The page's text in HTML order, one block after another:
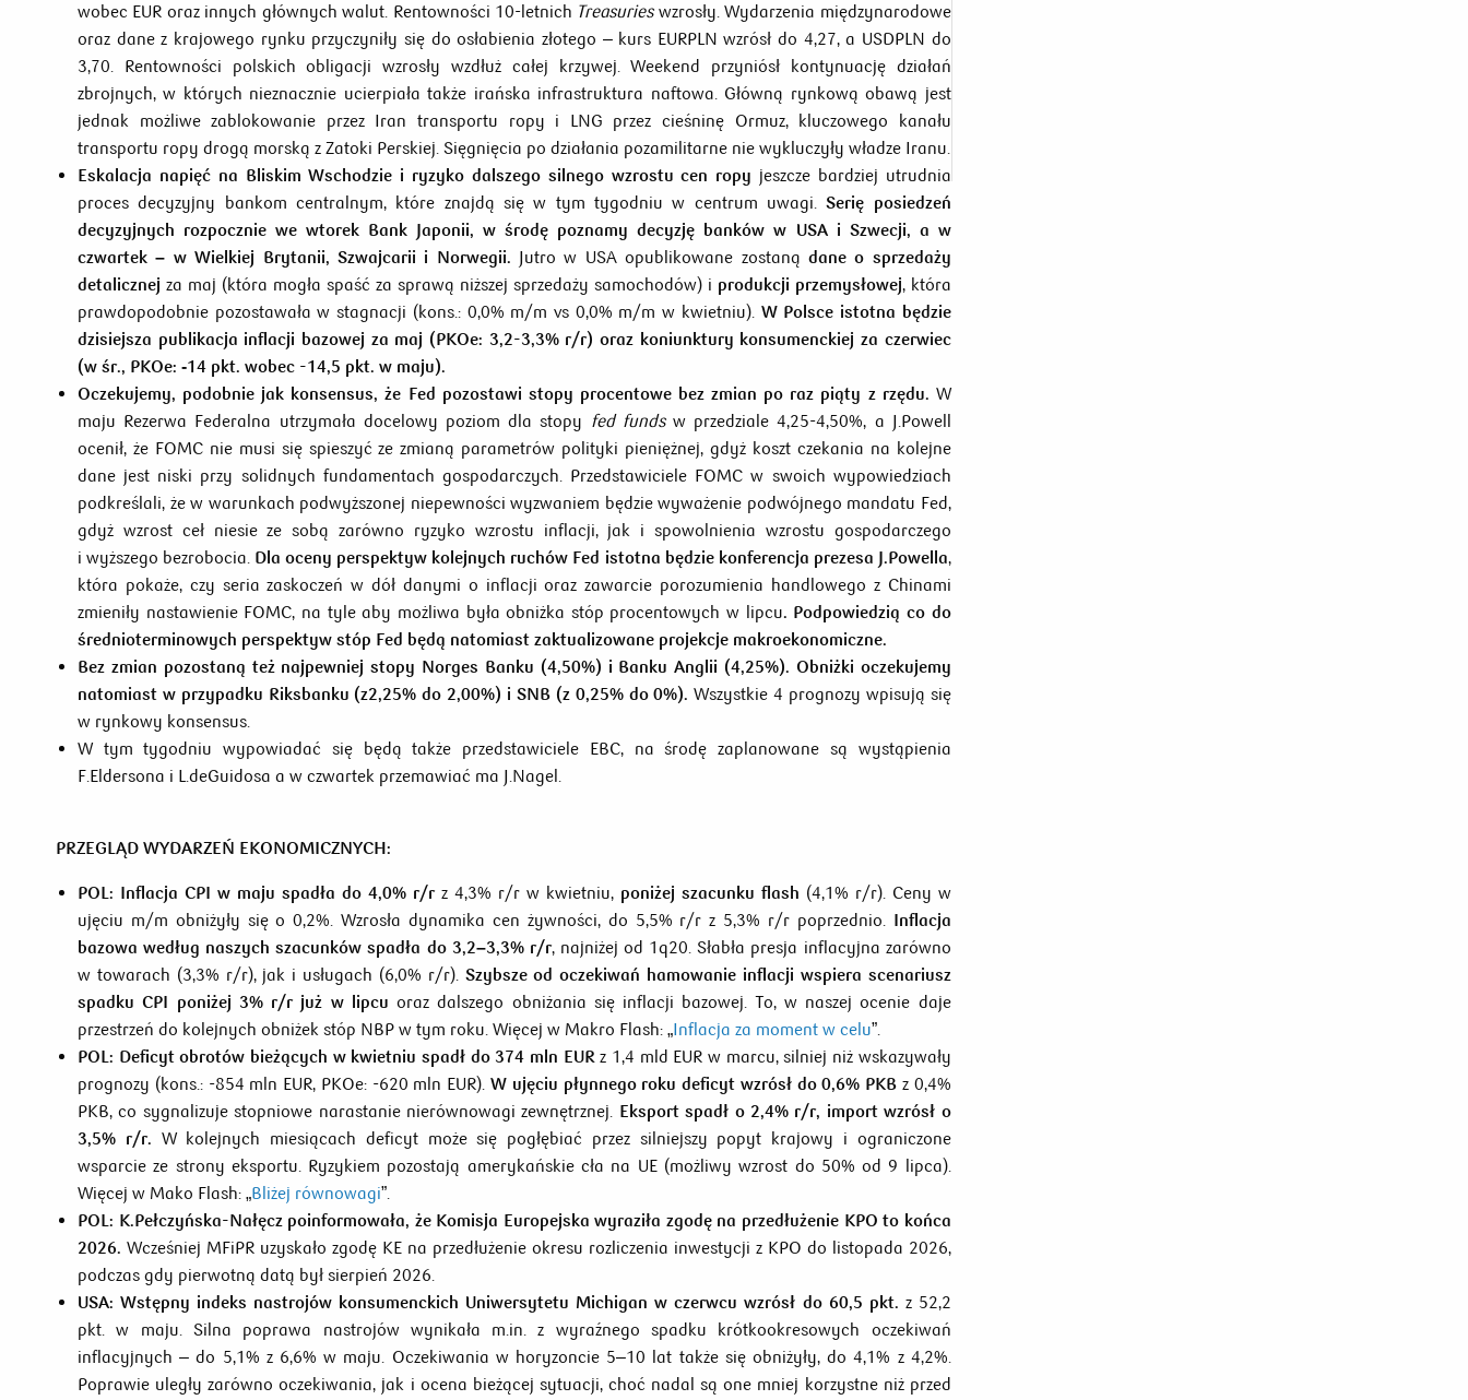
wobec EUR oraz innych głównych walut. Rentowności 10-letnich Treasurieswzrosły. Wydarzenia międzynarodowe
oraz dane z krajowego rynku przyczyniły się do osłabienia złotego – kurs EURPLN wzrósł do 4,27, a USDPLN do
3,70. Rentowności polskich obligacji wzrosły wzdłuż całej krzywej. Weekend przyniósł kontynuację działań
zbrojnych, w których nieznacznie ucierpiała także irańska infrastruktura naftowa. Główną rynkową obawą jest
jednak możliwe zablokowanie przez Iran transportu ropy i LNG przez cieśninę Ormuz, kluczowego kanału
transportu ropy drogą morską z Zatoki Perskiej. Sięgnięcia po działania pozamilitarne nie wykluczyły władze Iranu.
Eskalacja napięć na Bliskim Wschodzie i ryzyko dalszego silnego wzrostu cen ropy jeszcze bardziej utrudnia
proces decyzyjny bankom centralnym, które znajdą się w tym tygodniu w centrum uwagi.Serię posiedzeń
decyzyjnych rozpocznie we wtorek Bank Japonii, w środę poznamy decyzję banków w USA i Szwecji, a w
czwartek – w Wielkiej Brytanii, Szwajcarii i Norwegii. Jutro w USA opublikowane zostaną dane o sprzedaży
detalicznej za maj (która mogła spaść za sprawą niższej sprzedaży samochodów) i produkcji przemysłowej, która
prawdopodobnie pozostawała w stagnacji (kons.: 0,0% m/m vs 0,0% m/m w kwietniu). W Polsce istotna będzie
dzisiejsza publikacja inflacji bazowej za maj (PKOe: 3,2-3,3% r/r) oraz koniunktury konsumenckiej za czerwiec
(w śr., PKOe: ‑14 pkt. wobec -14,5 pkt. w maju).
Oczekujemy, podobnie jak konsensus, że Fed pozostawi stopy procentowe bez zmian po raz piąty z rzędu. W
maju Rezerwa Federalna utrzymała docelowy poziom dla stopy fed fundsw przedziale 4,25-4,50%, a J.Powell
ocenił, że FOMC nie musi się spieszyć ze zmianą parametrów polityki pieniężnej, gdyż koszt czekania na kolejne
dane jest niski przy solidnych fundamentach gospodarczych. Przedstawiciele FOMC w swoich wypowiedziach
podkreślali, że w warunkach podwyższonej niepewności wyzwaniem będzie wyważenie podwójnego mandatu Fed,
gdyż wzrost ceł niesie ze sobą zarówno ryzyko wzrostu inflacji, jak i spowolnienia wzrostu gospodarczego
i wyższego bezrobocia. Dla oceny perspektyw kolejnych ruchów Fed istotna będzie konferencja prezesa J.Powella,
która pokaże, czy seria zaskoczeń w dół danymi o inflacji oraz zawarcie porozumienia handlowego z Chinami
zmieniły nastawienie FOMC, na tyle aby możliwa była obniżka stóp procentowych w lipcu. Podpowiedzią co do
średnioterminowych perspektyw stóp Fed będą natomiast zaktualizowane projekcje makroekonomiczne.
Bez zmian pozostaną też najpewniej stopy Norges Banku (4,50%) i Banku Anglii (4,25%). Obniżki oczekujemy
natomiast w przypadku Riksbanku (z2,25% do 2,00%) i SNB (z 0,25% do 0%).Wszystkie 4 prognozy wpisują się
w rynkowy konsensus.
W tym tygodniu wypowiadać się będą także przedstawiciele EBC, na środę zaplanowane są wystąpienia
F.Eldersona i L.deGuidosa a w czwartek przemawiać ma J.Nagel.
PRZEGLĄD WYDARZEŃ EKONOMICZNYCH:
POL: Inflacja CPI w maju spadła do 4,0% r/rz 4,3% r/r w kwietniu, poniżej szacunku flash (4,1% r/r). Ceny w
ujęciu m/m obniżyły się o 0,2%. Wzrosła dynamika cen żywności, do 5,5% r/r z 5,3% r/r poprzednio. Inflacja
bazowa według naszych szacunków spadła do 3,2–3,3% r/r, najniżej od 1q20. Słabła presja inflacyjna zarówno
w towarach (3,3% r/r), jak i usługach (6,0% r/r). Szybsze od oczekiwań hamowanie inflacji wspiera scenariusz
spadku CPI poniżej 3% r/r już w lipcu oraz dalszego obniżania się inflacji bazowej. To, w naszej ocenie daje
przestrzeń do kolejnych obniżek stóp NBP w tym roku. Więcej w Makro Flash: „Inflacja za moment w celu”.
POL: Deficyt obrotów bieżących w kwietniu spadł do 374 mln EURz 1,4 mld EUR w marcu, silniej niż wskazywały
prognozy (kons.: -854 mln EUR, PKOe: -620 mln EUR). W ujęciu płynnego roku deficyt wzrósł do 0,6% PKB z 0,4%
PKB, co sygnalizuje stopniowe narastanie nierównowagi zewnętrznej. Eksport spadł o 2,4% r/r, import wzrósł o
3,5% r/r. W kolejnych miesiącach deficyt może się pogłębiać przez silniejszy popyt krajowy i ograniczone
wsparcie ze strony eksportu. Ryzykiem pozostają amerykańskie cła na UE (możliwy wzrost do 50% od 9 lipca).
Więcej w Mako Flash: „Bliżej równowagi”.
POL: K.Pełczyńska-Nałęcz poinformowała, że Komisja Europejska wyraziła zgodę na przedłużenie KPO to końca
2026. Wcześniej MFiPR uzyskało zgodę KE na przedłużenie okresu rozliczenia inwestycji z KPO do listopada 2026,
podczas gdy pierwotną datą był sierpień 2026.
USA: Wstępny indeks nastrojów konsumenckich Uniwersytetu Michigan w czerwcu wzrósł do 60,5 pkt. z 52,2
pkt. w maju. Silna poprawa nastrojów wynikała m.in. z wyraźnego spadku krótkookresowych oczekiwań
inflacyjnych – do 5,1% z 6,6% w maju. Oczekiwania w horyzoncie 5–10 lat także się obniżyły, do 4,1% z 4,2%.
Poprawie uległy zarówno oczekiwania, jak i ocena bieżącej sytuacji, choć nadal są one mniej korzystne niż przed